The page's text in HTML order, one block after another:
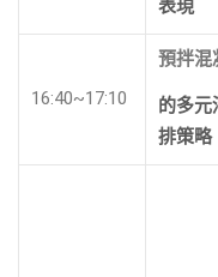
表現
16:40~17:10
預拌混
的多元
排策略